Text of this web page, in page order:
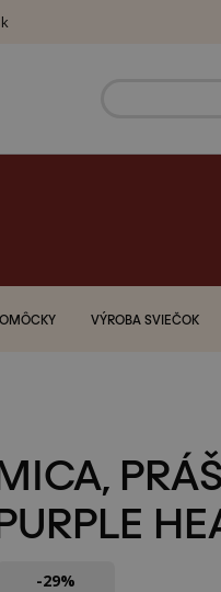
VÝROBA SVIEČOK
-29%